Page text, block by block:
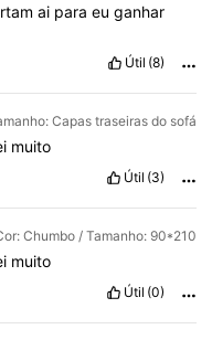
ai paraeuganhar
Útil (8)
Capas traseiras do sofá
muito
Útil (3)
Chumbo / Tamanho: 90*210
muito
Útil (0)